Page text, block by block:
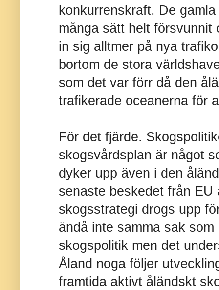
konkurrenskraft. De
många sätt helt försvunnit
in sig alltmer på nya
bortom de stora
som det var förr då den
trafikerade oceanerna för
För det fjärde.
skogsvårdsplan är något
dyker upp även i den
senaste beskedet från
skogsstrategi drogs upp
ändå inte samma sak som
skogspolitik men det
Åland noga följer
framtida aktivt åländskt